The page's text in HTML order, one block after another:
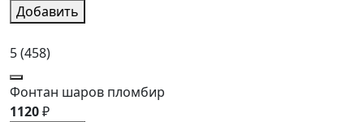
Добавить
5(458)
Фонтан шаров пломбир
1120₽